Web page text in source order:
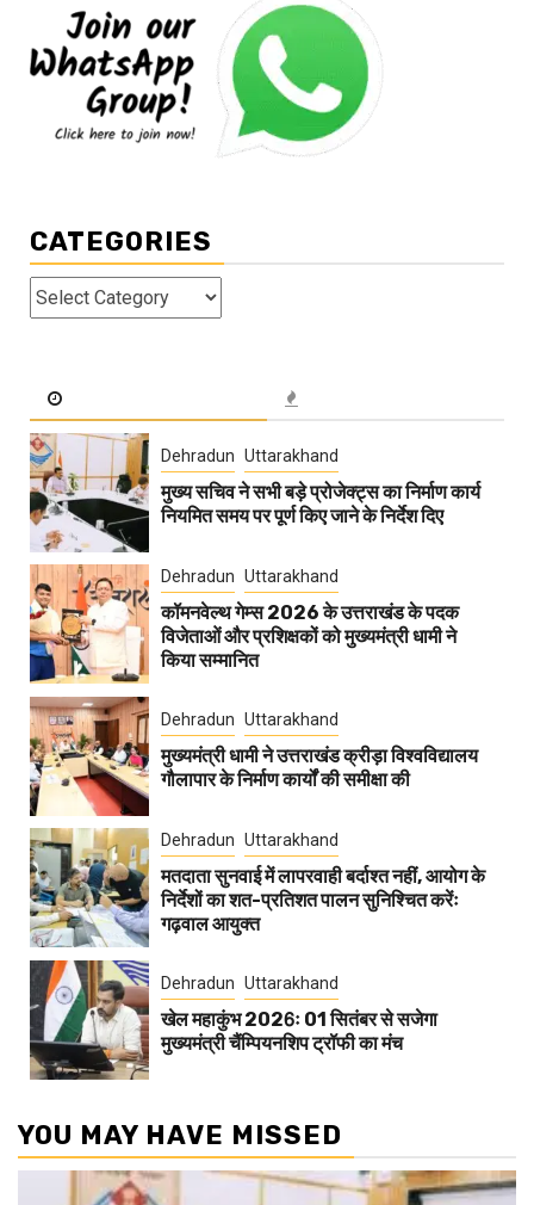
CATEGORIES
Categories
Dehradun Uttarakhand
मुख्य सचिव ने सभी बड़े प्रोजेक्ट्स का निर्माण कार्य
नियमित समय पर पूर्ण किए जाने के निर्देश दिए
Dehradun Uttarakhand
कॉमनवेल्थ गेम्स 2026 के उत्तराखंड के पदक
विजेताओं और प्रशिक्षकों को मुख्यमंत्री धामी ने
किया सम्मानित
Dehradun Uttarakhand
मुख्यमंत्री धामी ने उत्तराखंड क्रीड़ा विश्वविद्यालय
गौलापार के निर्माण कार्यों की समीक्षा की
Dehradun Uttarakhand
मतदाता सुनवाई में लापरवाही बर्दाश्त नहीं, आयोग के
निर्देशों का शत-प्रतिशत पालन सुनिश्चित करेंः
गढ़वाल आयुक्त
Dehradun Uttarakhand
खेल महाकुंभ 2026ः 01 सितंबर से सजेगा
मुख्यमंत्री चैंम्पियनशिप ट्रॉफी का मंच
YOU MAY HAVE MISSED